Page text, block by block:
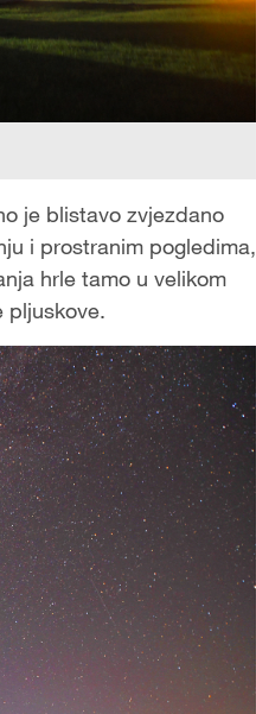
je blistavo zvjezdano
i prostranim pogledima,
hrle tamo u velikom
pljuskove.